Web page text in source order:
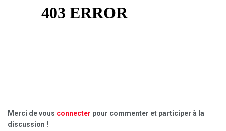
Merci de vous connecter pour commenter et participer à la
discussion !